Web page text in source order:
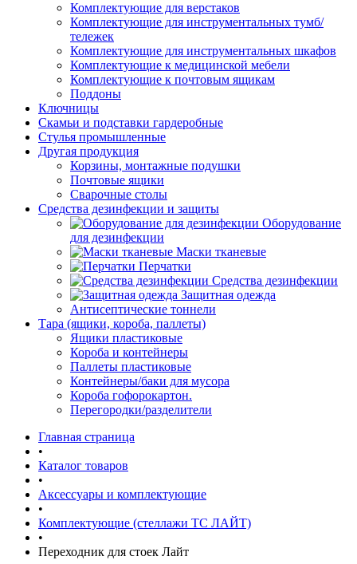
Комплектующие для верстаков
Комплектующие для инструментальных тумб/
тележек
Комплектующие для инструментальных шкафов
Комплектующие к медицинской мебели
Комплектующие к почтовым ящикам
Поддоны
Ключницы
Скамьи и подставки гардеробные
Стулья промышленные
Другая продукция
Корзины, монтажные подушки
Почтовые ящики
Сварочные столы
Средства дезинфекции и защиты
Оборудование
для дезинфекции
Маски тканевые
Перчатки
Средства дезинфекции
Защитная одежда
Антисептические тоннели
Тара (ящики, короба, паллеты)
Ящики пластиковые
Короба и контейнеры
Паллеты пластиковые
Контейнеры/баки для мусора
Короба гофорокартон.
Перегородки/разделители
Главная страница
•
Каталог товаров
•
Аксессуары и комплектующие
•
Комплектующие (стеллажи ТС ЛАЙТ)
•
Переходник для стоек Лайт